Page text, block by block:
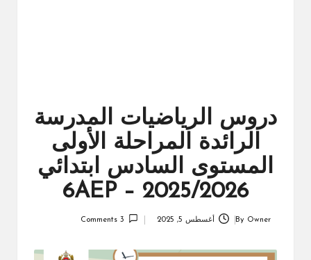
دروس الرياضيات المدرسة
الرائدة المراحلة الأولى
المستوى السادس ابتدائي
6AEP – 2025/2026
By Owner أغسطس 5, 2025 3 Comments